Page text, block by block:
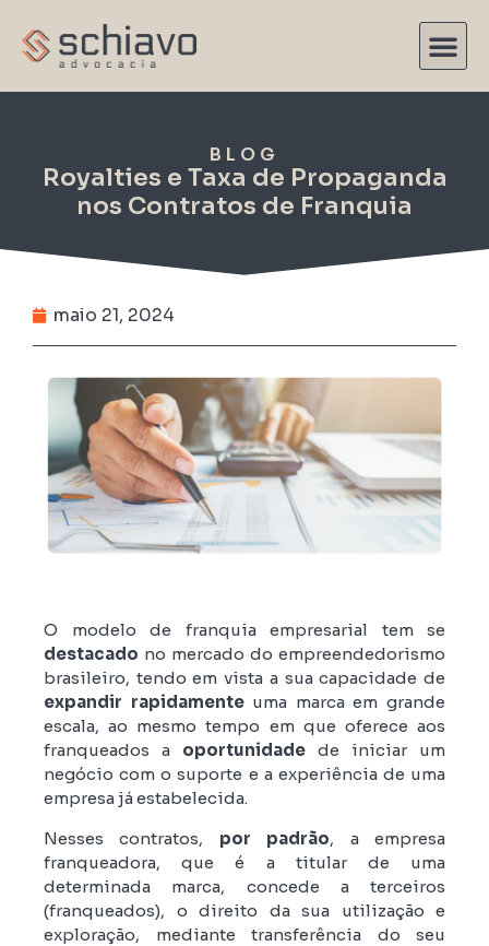
BLOG
Royalties e Taxa de Propaganda
nos Contratos de Franquia
maio 21, 2024
O modelo de franquia empresarial tem se
destacado no mercado do empreendedorismo
brasileiro, tendo em vista a sua capacidade de
expandir rapidamenteuma marca em grande
escala, ao mesmo tempo em que oferece aos
franqueados a oportunidade de iniciar um
negócio com o suporte e a experiência de uma
empresa já estabelecida.
Nesses contratos, por padrão, a empresa
franqueadora, que é a titular de uma
determinada marca, concede a terceiros
(franqueados), o direito da sua utilização e
exploração, mediante transferência do seu